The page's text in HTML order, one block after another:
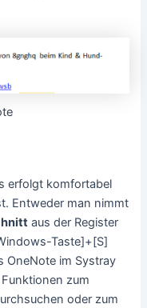
erfolgt komfortabel
Entweder man nimmt
aus der Register
Taste]+[S]
OneNote im Systray
zum
oder zum